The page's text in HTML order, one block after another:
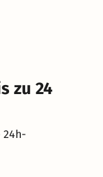
zu 24
24h-